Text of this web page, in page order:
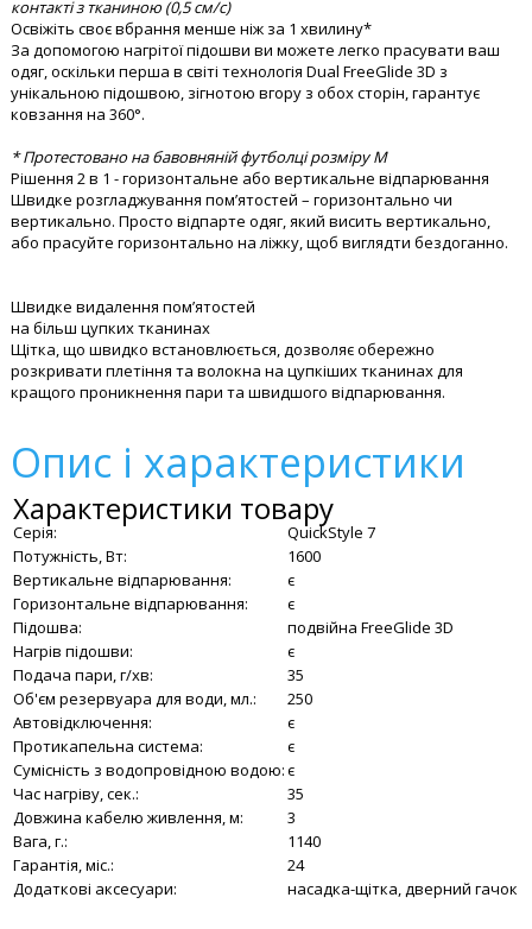
контакті з тканиною (0,5 см/с)
Освіжіть своє вбрання менше ніж за 1 хвилину*
За допомогою нагрітої підошви ви можете легко прасувати ваш
одяг, оскільки перша в світі технологія Dual FreeGlide 3D з
унікальною підошвою, зігнотою вгору з обох сторін, гарантує
ковзання на 360°.
* Протестовано на бавовняній футболці розміру M
Рішення 2 в 1 - горизонтальне або вертикальне відпарювання
Швидке розгладжування пом’ятостей – горизонтально чи
вертикально. Просто відпарте одяг, який висить вертикально,
або прасуйте горизонтально на ліжку, щоб виглядти бездоганно.
Швидке видалення пом’ятостей
на більш цупких тканинах
Щітка, що швидко встановлюється, дозволяє обережно
розкривати плетіння та волокна на цупкіших тканинах для
кращого проникнення пари та швидшого відпарювання.
Опис і характеристики
Характеристики товару
Серія:
QuickStyle 7
Потужність, Вт:
1600
Вертикальне відпарювання:
є
Горизонтальне відпарювання:
є
Підошва:
подвійна FreeGlide 3D
Нагрів підошви:
є
Подача пари, г/хв:
35
Об'єм резервуара для води, мл.:
250
Автовідключення:
є
Протикапельна система:
є
Сумісність з водопровідною водою:є
Час нагріву, сек.:
35
Довжина кабелю живлення, м:
3
Вага, г.:
1140
Гарантія, міс.:
24
Додаткові аксесуари:
насадка-щітка, дверний гачок